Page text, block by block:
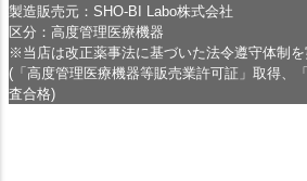
製造販売元：SHO-BI Labo株式会社
区分：高度管理医療機器
※当店は改正薬事法に基づいた法令遵守体制を
(「高度管理医療機器等販売業許可証」取得、
査合格)